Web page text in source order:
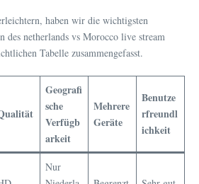
haben wir die wichtigsten
des netherlands vs Morocco live stream
Tabelle zusammengefasst.
Geografi
sche
Verfügb
arkeit
Mehrere
Geräte
Benutze
rfreundl
ichkeit
Nur